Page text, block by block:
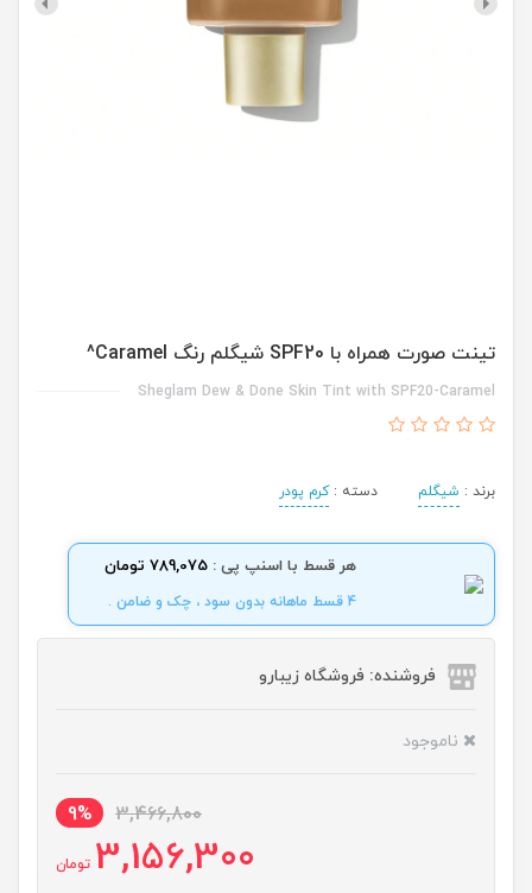
تینت صورت همراه با SPF20 شیگلم رنگ Caramel^
Sheglam Dew & Done Skin Tint with SPF20-Caramel
برند : شیگلم دسته :کرم پودر
هر قسط با اسنپ پی : 789,075 تومان
4 قسط ماهانه بدون سود ، چک و ضامن .
فروشنده: فروشگاه زیبارو
ناموجود
3,466,800
9%
3,156,300 تومان